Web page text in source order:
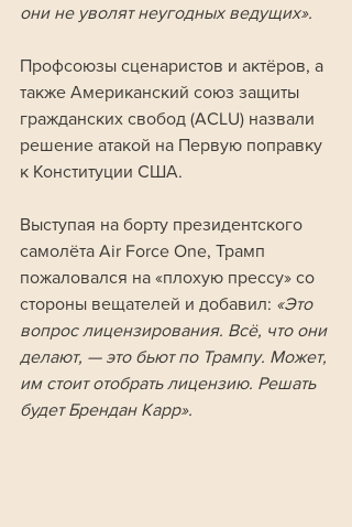
они не уволят неугодных ведущих».
Профсоюзы сценаристов и актёров, а
также Американский союз защиты
гражданских свобод (ACLU) назвали
решение атакой на Первую поправку
к Конституции США.
Выступая на борту президентского
самолёта Air Force One, Трамп
пожаловался на «плохую прессу» со
стороны вещателей и добавил: «Это
вопрос лицензирования. Всё, что они
делают, — это бьют по Трампу. Может,
им стоит отобрать лицензию. Решать
будет Брендан Карр».